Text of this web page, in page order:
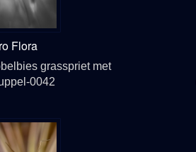
Flora
grasspriet met
0042